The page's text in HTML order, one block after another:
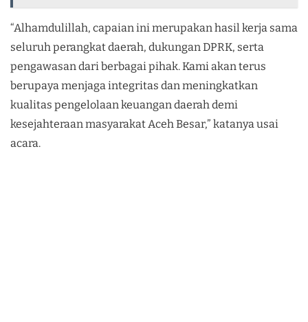
“Alhamdulillah, capaian ini merupakan hasil kerja sama
seluruh perangkat daerah, dukungan DPRK, serta
pengawasan dari berbagai pihak. Kami akan terus
berupaya menjaga integritas dan meningkatkan
kualitas pengelolaan keuangan daerah demi
kesejahteraan masyarakat Aceh Besar,” katanya usai
acara.